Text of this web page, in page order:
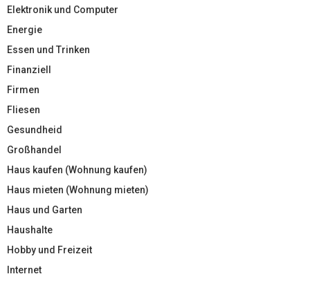
Elektronik und Computer
Energie
Essen und Trinken
Finanziell
Firmen
Fliesen
Gesundheid
Großhandel
Haus kaufen (Wohnung kaufen)
Haus mieten (Wohnung mieten)
Haus und Garten
Haushalte
Hobby und Freizeit
Internet